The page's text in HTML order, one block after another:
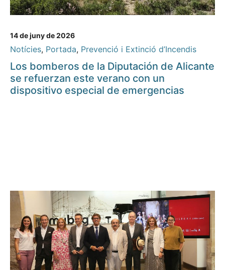
14 de juny de 2026
Notícies, Portada, Prevenció i Extinció d’Incendis
Los bomberos de la Diputación de Alicante
se refuerzan este verano con un
dispositivo especial de emergencias